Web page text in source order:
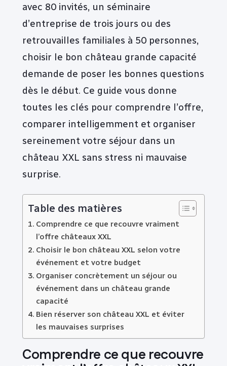
avec 80 invités, un séminaire
d’entreprise de trois jours ou des
retrouvailles familiales à 50 personnes,
choisir le bon château grande capacité
demande de poser les bonnes questions
dès le début. Ce guide vous donne
toutes les clés pour comprendre l’offre,
comparer intelligemment et organiser
sereinement votre séjour dans un
château XXL sans stress ni mauvaise
surprise.
Table des matières
Comprendre ce que recouvre vraiment
l’offre châteaux XXL
Choisir le bon château XXL selon votre
événement et votre budget
Organiser concrètement un séjour ou
événement dans un château grande
capacité
Bien réserver son château XXL et éviter
les mauvaises surprises
Comprendre ce que recouvre